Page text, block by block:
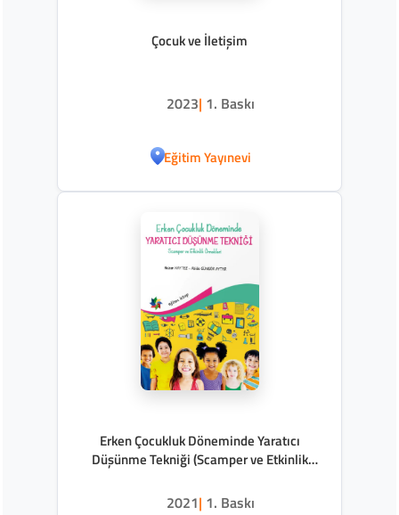
Çocuk ve İletişim
2023| 1. Baskı
Eğitim Yayınevi
Erken Çocukluk Döneminde Yaratıcı
Düşünme Tekniği (Scamper ve Etkinlik
2021| 1. Baskı